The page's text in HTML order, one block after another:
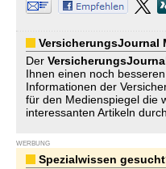
VersicherungsJournal
Der
Ihnen einen noch
Informationen der
für den Medienspiegel die
interessanten Artikeln
WERBUNG
Spezialwissen